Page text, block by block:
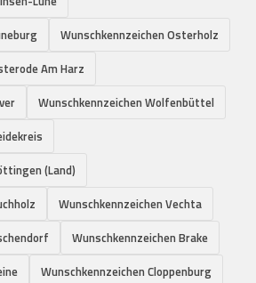
Wunschkennzeichen Osterholz
Am Harz
Wunschkennzeichen Wolfenbüttel
(Land)
Wunschkennzeichen Vechta
Wunschkennzeichen Brake
Wunschkennzeichen Cloppenburg